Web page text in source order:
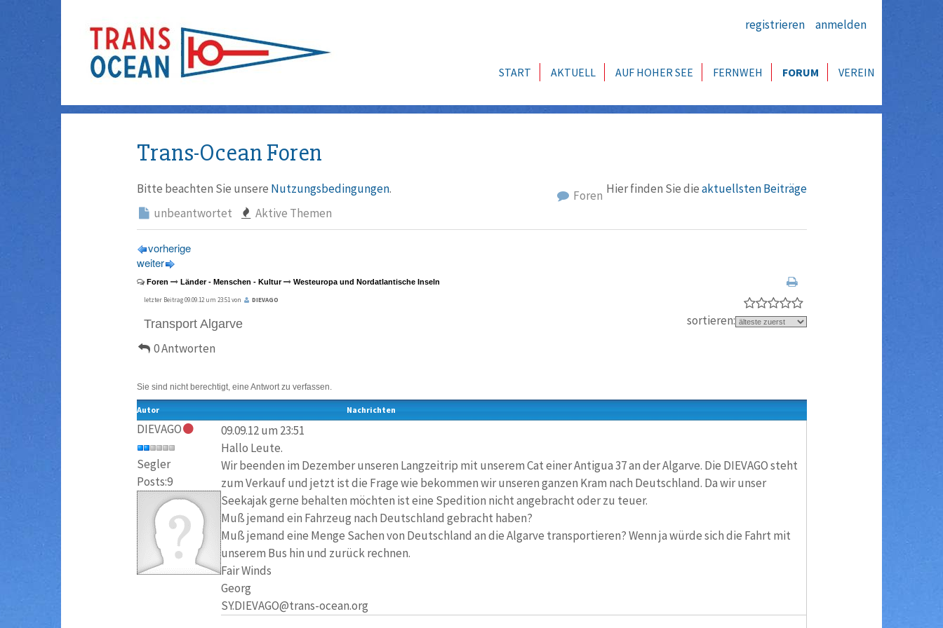
registrieren anmelden
START AKTUELL AUF HOHER SEE FERNWEH FORUM VEREIN
Trans-Ocean Foren
Bitte beachten Sie unsere Nutzungsbedingungen. Hier finden Sie dieaktuellsten Beiträge
Foren
unbeantwortet
Aktive Themen
vorherige
weiter
Foren Länder - Menschen - Kultur Westeuropa und Nordatlantische Inseln
letzter Beitrag 09.09.12 um 23:51 von DIEVAGO
Transport Algarve
0 Antworten
sortieren:
Sie sind nicht berechtigt, eine Antwort zu verfassen.
Autor Nachrichten
DIEVAGO
Segler
Posts:9
09.09.12 um 23:51
Hallo Leute.
Wir beenden im Dezember unseren Langzeitrip mit unserem Cat einer Antigua 37 an der Algarve. Die DIEVAGO steht
zum Verkauf und jetzt ist die Frage wie bekommen wir unseren ganzen Kram nach Deutschland. Da wir unser
Seekajak gerne behalten möchten ist eine Spedition nicht angebracht oder zu teuer.
Muß jemand ein Fahrzeug nach Deutschland gebracht haben?
Muß jemand eine Menge Sachen von Deutschland an die Algarve transportieren? Wenn ja würde sich die Fahrt mit
unserem Bus hin und zurück rechnen.
Fair Winds
Georg
SY.DIEVAGO@trans-ocean.org